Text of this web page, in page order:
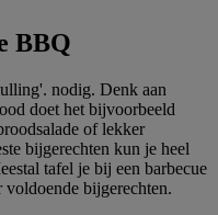
BBQ
nodig. Denk aan
doet het bijvoorbeeld
of lekker
bijgerechten kun je heel
tafel je bij een barbecue
bijgerechten.